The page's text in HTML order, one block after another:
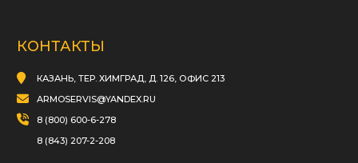
КОНТАКТЫ
КАЗАНЬ, ТЕР. ХИМГРАД, Д. 126, ОФИС 213
ARMOSERVIS@YANDEX.RU
8 (800) 600-6-278
8 (843) 207-2-208